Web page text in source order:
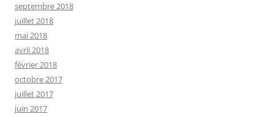
septembre 2018
juillet 2018
mai 2018
avril 2018
février 2018
octobre 2017
juillet 2017
juin 2017